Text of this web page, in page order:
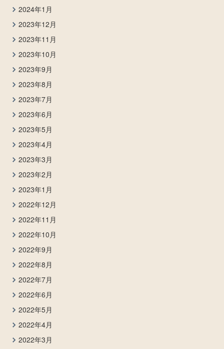
2024年1月
2023年12月
2023年11月
2023年10月
2023年9月
2023年8月
2023年7月
2023年6月
2023年5月
2023年4月
2023年3月
2023年2月
2023年1月
2022年12月
2022年11月
2022年10月
2022年9月
2022年8月
2022年7月
2022年6月
2022年5月
2022年4月
2022年3月